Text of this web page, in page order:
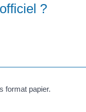
?
format papier.